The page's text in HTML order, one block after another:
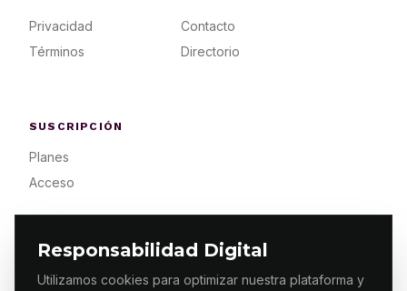
Responsabilidad Digital
Utilizamos cookies para optimizar nuestra plataforma y
Privacidad
Términos
Contacto
Directorio
SUSCRIPCIÓN
Planes
Acceso